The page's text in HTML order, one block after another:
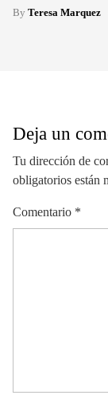
By Teresa Marquez
Deja un
Tu dirección de
obligatorios están
Comentario *